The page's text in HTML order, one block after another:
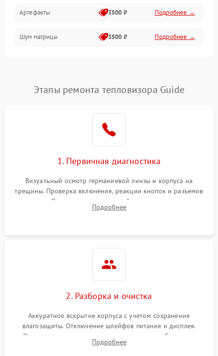
Матрица
Проблемы питания
Сбои коммуникаций и интерфейсов
Экран (дисплей)
Артефакты 3500 ₽ Подробнее →
Шум матрицы 3500 ₽ Подробнее →
Этапы ремонта тепловизора Guide
1. Первичная диагностика
Визуальный осмотр германиевой линзы и корпуса на
трещины. Проверка включения, реакции кнопок и разъемов
зарядки. Оценка вывода тепловой сигнатуры на экран,
проверка базовых функций и считывание системных
Подробнее
2. Разборка и очистка
Аккуратное вскрытие корпуса с учетом сохранения
влагозащиты. Отключение шлейфов питания и дисплея.
Очистка внутренних плат от окислов и пыли. Бережная
обработка германиевого объектива специализированными
Подробнее